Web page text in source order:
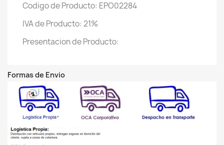
Codigo de Producto: EPO02284
IVA de Producto: 21%
Presentacion de Producto:
Formas de Envio